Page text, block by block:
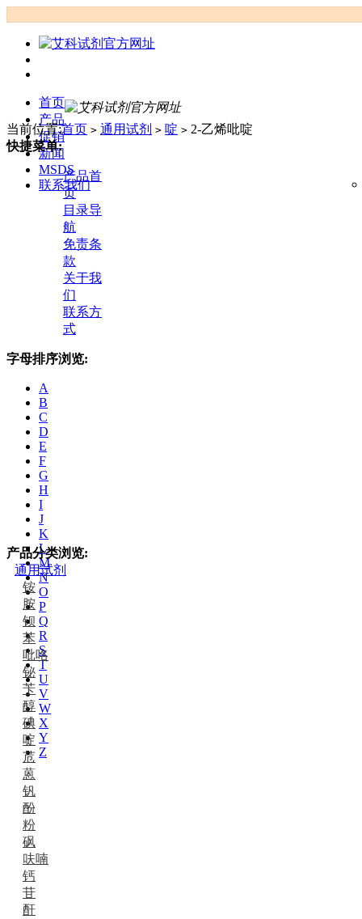
首页
产品
促销
新闻
MSDS
联系我们
当前位置:首页 > 通用试剂 > 啶 > 2-乙烯吡啶
快捷菜单:
产品首
页
目录导
航
免责条
款
关于我
们
联系方
式
字母排序浏览:
A
B
C
D
E
F
G
H
I
J
K
L
M
N
O
P
Q
R
S
T
U
V
W
X
Y
Z
产品分类浏览:
通用试剂
铵
胺
钡
苯
吡咯
铋
苄
醇
碘
啶
苊
蒽
钒
酚
粉
砜
呋喃
钙
苷
酐